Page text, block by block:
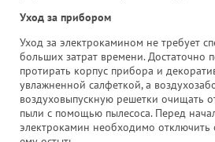
Уход за прибором
Уход за электрокамином не требует
больших затрат времени. Достаточно
протирать корпус прибора и
увлажненной салфеткой, а
воздуховыпускную решетки очищать
пыли с помощью пылесоса. Перед
электрокамин необходимо отключить